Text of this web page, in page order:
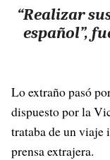
“Realizar
español”,
Lo extraño pasó
dispuesto por la
trataba de un viaje
prensa extrajera.